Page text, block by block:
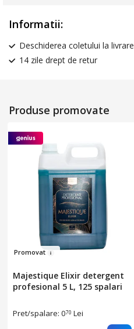
Informatii:
Deschiderea coletului la livrare
14 zile drept de retur
Produse promovate
Promovat
Majestique Elixir detergent
profesional 5 L, 125 spalari
Pret/spalare: 070 Lei